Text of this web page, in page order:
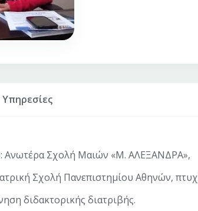
Υπηρεσίες
Ανωτέρα Σχολή Μαιών «Μ. ΑΛΕΞΑΝΔΡΑ»,
Σχολή Πανεπιστημίου Αθηνών,
διδακτορικής διατριβής.